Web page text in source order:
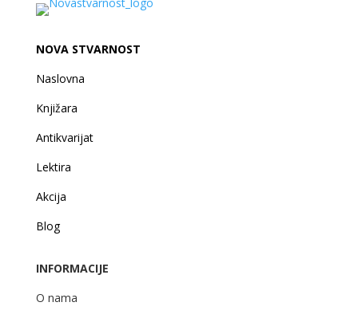
NOVA STVARNOST
Naslovna
Knjižara
Antikvarijat
Lektira
Akcija
Blog
INFORMACIJE
O nama